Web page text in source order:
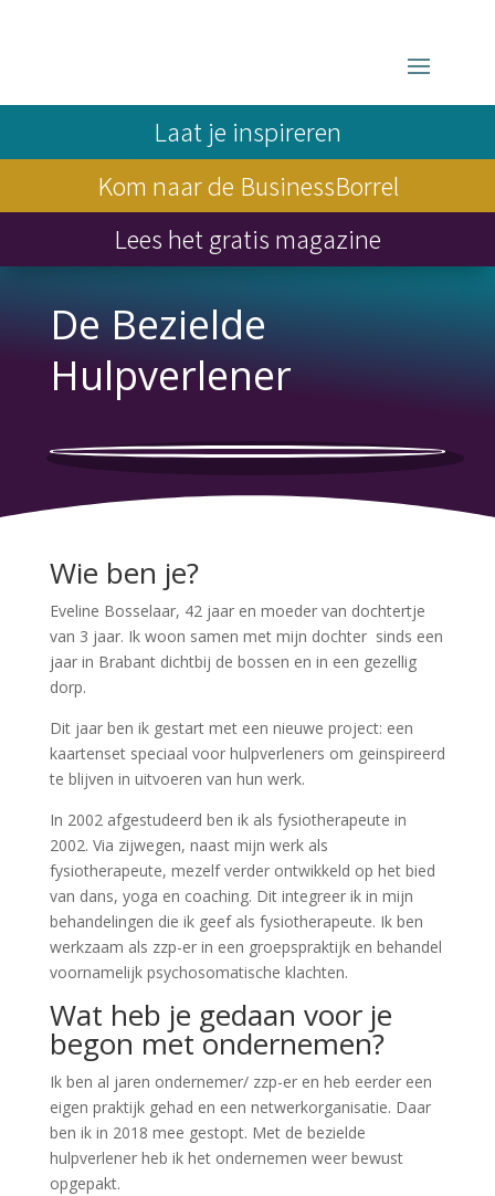
Laat je inspireren
Kom naar de BusinessBorrel
Lees het gratis magazine
De Bezielde
Hulpverlener
Wie ben je?
Eveline Bosselaar, 42 jaar en moeder van dochtertje
van 3 jaar. Ik woon samen met mijn dochter sinds een
jaar in Brabant dichtbij de bossen en in een gezellig
dorp.
Dit jaar ben ik gestart met een nieuwe project: een
kaartenset speciaal voor hulpverleners om geinspireerd
te blijven in uitvoeren van hun werk.
In 2002 afgestudeerd ben ik als fysiotherapeute in
2002. Via zijwegen, naast mijn werk als
fysiotherapeute, mezelf verder ontwikkeld op het bied
van dans, yoga en coaching. Dit integreer ik in mijn
behandelingen die ik geef als fysiotherapeute. Ik ben
werkzaam als zzp-er in een groepspraktijk en behandel
voornamelijk psychosomatische klachten.
Wat heb je gedaan voor je
begon met ondernemen?
Ik ben al jaren ondernemer/ zzp-er en heb eerder een
eigen praktijk gehad en een netwerkorganisatie. Daar
ben ik in 2018 mee gestopt. Met de bezielde
hulpverlener heb ik het ondernemen weer bewust
opgepakt.